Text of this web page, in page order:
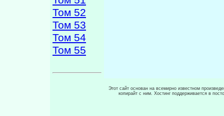
Том 52
Том 53
Том 54
Том 55
Этот сайт основан на всемирно известном
копирайт с ним. Хостинг поддерживается в